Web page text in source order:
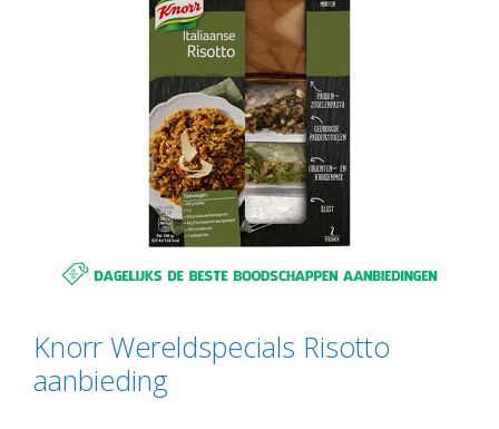
Knorr Wereldspecials Risotto
aanbieding